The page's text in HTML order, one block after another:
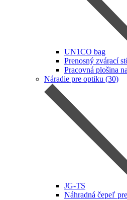
UN1CO bag
Prenosný zvárací
Pracovná plošina
Náradie pre optiku (30)
JG-TS
Náhradná čepeľ